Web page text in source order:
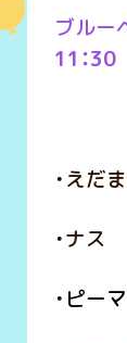
ブルー
11：30
・え
・
・ ピー